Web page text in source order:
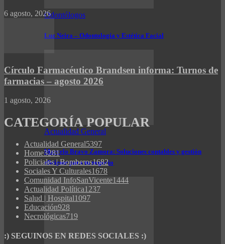
Odontólogos
Luz Neira – Odontología y Estética Facial
Actualidad General
Marcelo Bravo Zamora: Soluciones contables y gestión
eficiente para tu negocio
6 agosto, 2026
Círculo Farmacéutico Brandsen informa: Turnos de
farmacias – agosto 2026
1 agosto, 2026
CATEGORÍA POPULAR
Actualidad General5397
Home3281
Policiales | Bomberos1682
Sociales Y Culturales1678
Comunidad InfoSanVicente1444
Actualidad Política1237
Salud | Hospital1097
Educación928
Necrológicas719
:) SEGUINOS EN REDES SOCIALES :)